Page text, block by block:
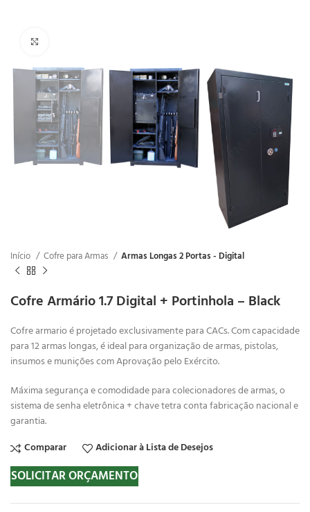
Início Cofre para Armas Armas Longas 2 Portas - Digital
Cofre Armário 1.7 Digital + Portinhola – Black
Cofre armario é projetado exclusivamente para CACs. Com capacidade
para 12 armas longas, é ideal para organização de armas, pistolas,
insumos e munições com Aprovação pelo Exército.
Máxima segurança e comodidade para colecionadores de armas, o
sistema de senha eletrônica + chave tetra conta fabricação nacional e
garantia.
Comparar
Adicionar à Lista de Desejos
SOLICITAR ORÇAMENTO